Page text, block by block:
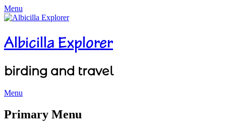
Menu
Albicilla Explorer
birding and travel
Menu
Primary Menu